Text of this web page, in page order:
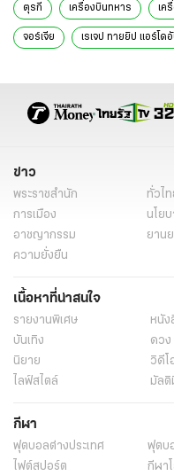
ตุรกี เครื่องบินทหาร เค
จอร์เจีย เรเจป ทายยิป แอร์โด
ข่าวต่างประเทศออนไลน์ ข่าว
ข่าว
พระราชสำนัก ทั่วไ
การเมือง
นโย
อาชญากรรม
ยาน
ความยั่งยืน
เนื้อหาที่น่าสนใจ
รายงานพิเศษ หนั
บันเทิง
ดวง
นิยาย
วิดีโ
ไลฟ์สไตล์
มัลติ
กีฬา
ฟุตบอลต่่างประเทศ ฟุตบ
ไฟต์สปอร์ต
กีฬา